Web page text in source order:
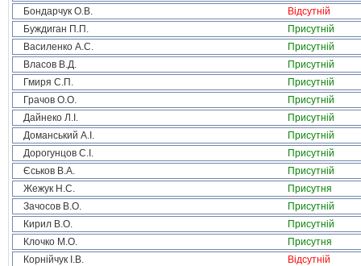
Бондарчук О.В.
Відсутній
Буждиган П.П.
Присутній
Василенко А.С.
Присутній
Власов В.Д.
Присутній
Гмиря С.П.
Присутній
Грачов О.О.
Присутній
Дайнеко Л.І.
Присутній
Доманський А.І.
Присутній
Дорогунцов С.І.
Присутній
Єськов В.А.
Присутній
Жежук Н.С.
Присутня
Зачосов В.О.
Присутній
Кирил В.О.
Присутній
Клочко М.О.
Присутня
Корнійчук І.В.
Відсутній